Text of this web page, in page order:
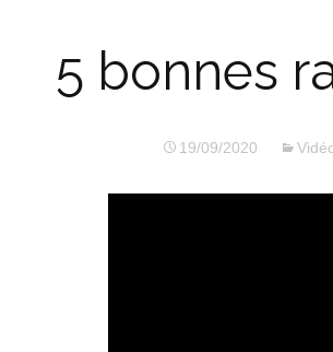
5 bonnes
19/09/2020